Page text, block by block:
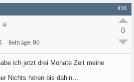
#16
Beiträge: 80
0
ich jetzt drei Monate Zeit meine
Nichts hören bis dahin…